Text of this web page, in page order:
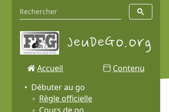
Accueil
Contenu
Débuter au go
Règle officielle